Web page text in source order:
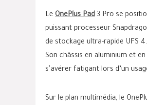
Le OnePlus Pad 3 Pro se
puissant processeur
de stockage ultra-rapide UFS
Son châssis en aluminium et
s’avérer fatigant lors d’un
Sur le plan multimédia, le